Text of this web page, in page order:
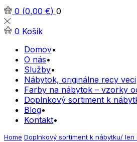
0 (0,00 €) 0
0 Košík
Domov
O nás
Služby
Nábytok, originálne recy veci
Farby na nábytok – vzorky
Doplnkový sortiment k
Blog
Kontakt
Home Doplnkový sortiment k nábytku/ len